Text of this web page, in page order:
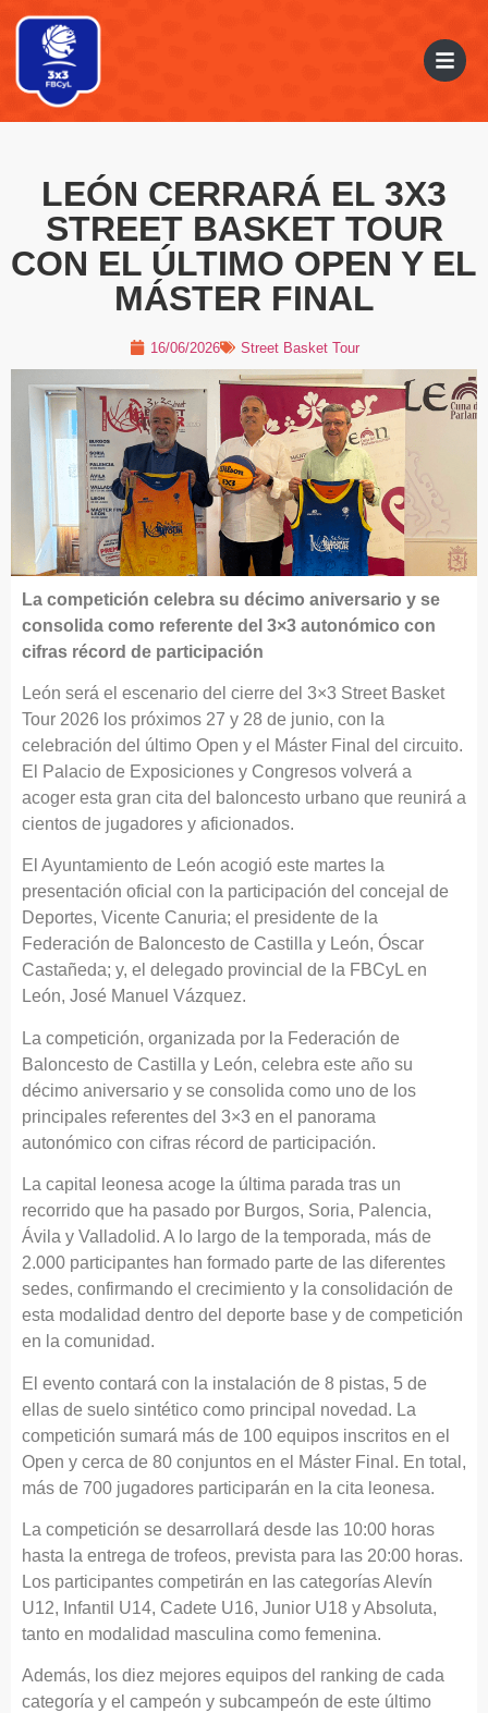
LEÓN CERRARÁ EL 3X3
STREET BASKET TOUR
CON EL ÚLTIMO OPEN Y EL
MÁSTER FINAL
16/06/2026 Street Basket Tour
La competición celebra su décimo aniversario y se
consolida como referente del 3×3 autonómico con
cifras récord de participación
León será el escenario del cierre del 3×3 Street Basket
Tour 2026 los próximos 27 y 28 de junio, con la
celebración del último Open y el Máster Final del circuito.
El Palacio de Exposiciones y Congresos volverá a
acoger esta gran cita del baloncesto urbano que reunirá a
cientos de jugadores y aficionados.
El Ayuntamiento de León acogió este martes la
presentación oficial con la participación del concejal de
Deportes, Vicente Canuria; el presidente de la
Federación de Baloncesto de Castilla y León, Óscar
Castañeda; y, el delegado provincial de la FBCyL en
León, José Manuel Vázquez.
La competición, organizada por la Federación de
Baloncesto de Castilla y León, celebra este año su
décimo aniversario y se consolida como uno de los
principales referentes del 3×3 en el panorama
autonómico con cifras récord de participación.
La capital leonesa acoge la última parada tras un
recorrido que ha pasado por Burgos, Soria, Palencia,
Ávila y Valladolid. A lo largo de la temporada, más de
2.000 participantes han formado parte de las diferentes
sedes, confirmando el crecimiento y la consolidación de
esta modalidad dentro del deporte base y de competición
en la comunidad.
El evento contará con la instalación de 8 pistas, 5 de
ellas de suelo sintético como principal novedad. La
competición sumará más de 100 equipos inscritos en el
Open y cerca de 80 conjuntos en el Máster Final. En total,
más de 700 jugadores participarán en la cita leonesa.
La competición se desarrollará desde las 10:00 horas
hasta la entrega de trofeos, prevista para las 20:00 horas.
Los participantes competirán en las categorías Alevín
U12, Infantil U14, Cadete U16, Junior U18 y Absoluta,
tanto en modalidad masculina como femenina.
Además, los diez mejores equipos del ranking de cada
categoría y el campeón y subcampeón de este último